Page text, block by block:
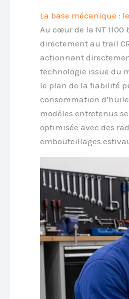
La base mécanique :
Au cœur de la NT
directement au trail
actionnant
technologie issue du
le plan de la fiabilité
consommation
modèles entretenus
optimisée avec des
embouteillages